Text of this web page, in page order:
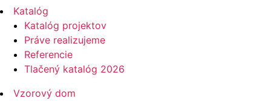
Katalóg
Katalóg projektov
Práve realizujeme
Referencie
Tlačený katalóg 2026
Vzorový dom